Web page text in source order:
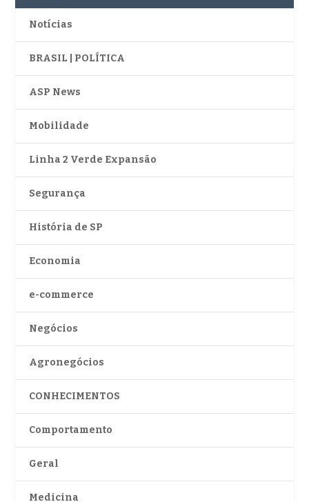
Notícias
BRASIL | POLÍTICA
ASP News
Mobilidade
Linha 2 Verde Expansão
Segurança
História de SP
Economia
e-commerce
Negócios
Agronegócios
CONHECIMENTOS
Comportamento
Geral
Medicina